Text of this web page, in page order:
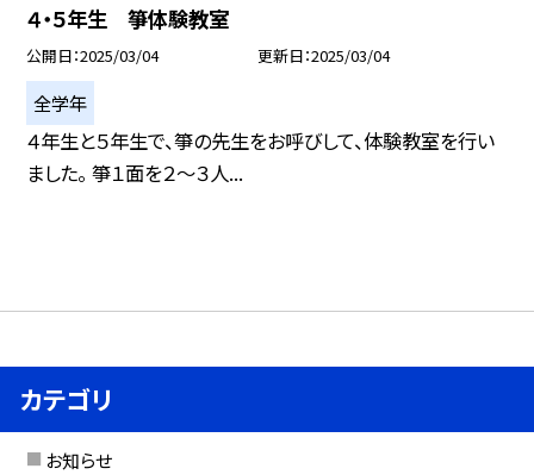
４・５年生 箏体験教室
公開日 2025/03/04 更新日 2025/03/04
全学年
４年生と５年生で、箏の先生をお呼びして、体験教室を行い
ました。 箏１面を２〜３人...
カテゴリ
お知らせ